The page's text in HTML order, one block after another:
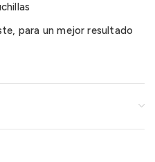
para un mejor resultado